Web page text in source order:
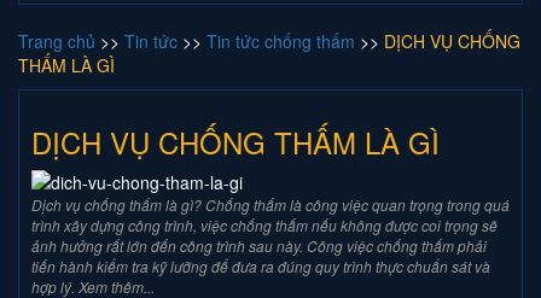
Trang chủ >> Tin tức >> Tin tức chống thấm >> DỊCH VỤ CHỐNG
THẤM LÀ GÌ
DỊCH VỤ CHỐNG THẤM LÀ GÌ
Dịch vụ chống thấm là gì? Chống thấm là công việc quan trọng trong quá
trình xây dựng công trình, việc chống thấm nếu không được coi trọng sẽ
ảnh hưởng rất lớn đến công trình sau này. Công việc chống thấm phải
tiến hành kiểm tra kỹ lưỡng để đưa ra đúng quy trình thực chuẩn sát và
hợp lý. Xem thêm...